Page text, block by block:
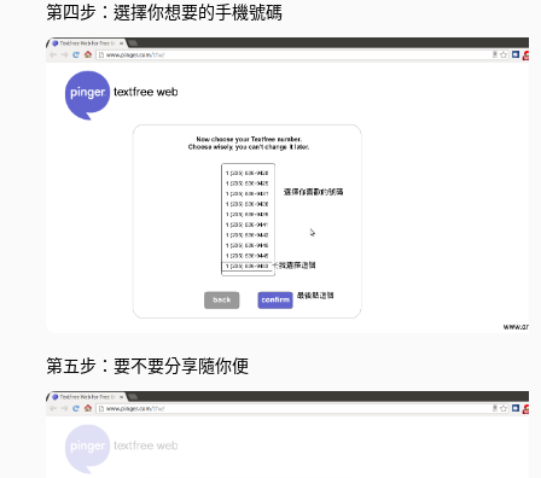
第四步：選擇你想要的手機號碼
第五步：要不要分享隨你便